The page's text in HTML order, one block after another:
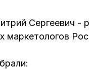
Сергеевич -
маркетологов